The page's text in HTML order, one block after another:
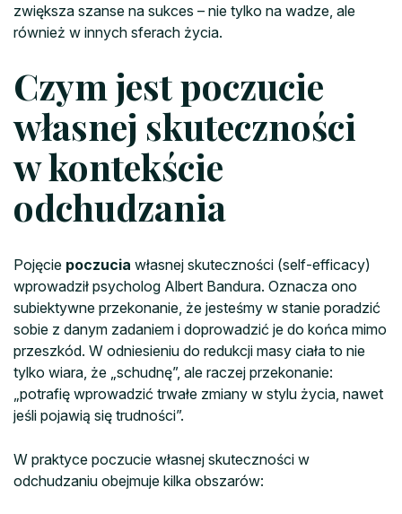
zwiększa szanse na sukces – nie tylko na wadze, ale
również w innych sferach życia.
Czym jest poczucie
własnej skuteczności
w kontekście
odchudzania
Pojęcie poczucia własnej skuteczności (self-efficacy)
wprowadził psycholog Albert Bandura. Oznacza ono
subiektywne przekonanie, że jesteśmy w stanie poradzić
sobie z danym zadaniem i doprowadzić je do końca mimo
przeszkód. W odniesieniu do redukcji masy ciała to nie
tylko wiara, że „schudnę”, ale raczej przekonanie:
„potrafię wprowadzić trwałe zmiany w stylu życia, nawet
jeśli pojawią się trudności”.
W praktyce poczucie własnej skuteczności w
odchudzaniu obejmuje kilka obszarów: